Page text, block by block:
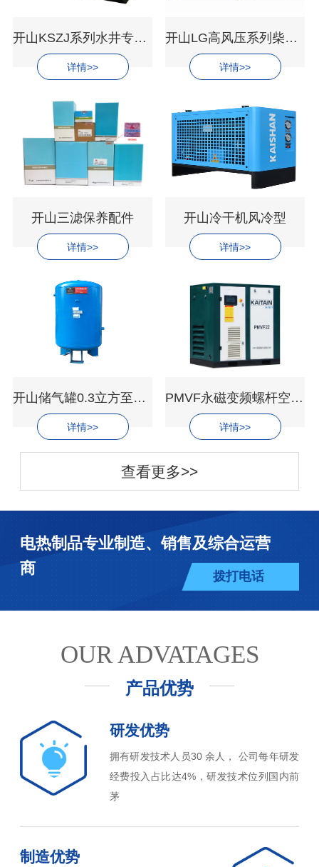
开山KSZJ系列水井专用柴油螺杆空压机
详情>>
开山LG高风压系列柴动螺杆空气压缩机
详情>>
开山三滤保养配件
详情>>
开山冷干机风冷型
详情>>
开山储气罐0.3立方至50立方
详情>>
PMVF永磁变频螺杆空压机
详情>>
查看更多>>
电热制品专业制造、销售及综合运营
商
拨打电话
OUR ADVATAGES
产品优势
研发优势
拥有研发技术人员30 余人， 公司每年研发
经费投入占比达4%，研发技术位列国内前
茅
制造优势